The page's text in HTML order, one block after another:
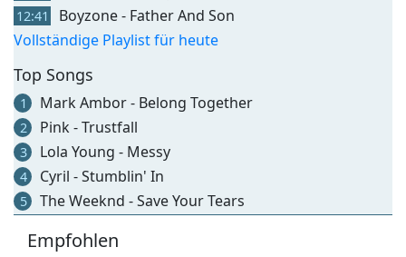
12:41
Boyzone - Father And Son
Vollständige Playlist für heute
Top Songs
1 Mark Ambor - Belong Together
2 Pink - Trustfall
3 Lola Young - Messy
4 Cyril - Stumblin' In
5 The Weeknd - Save Your Tears
Empfohlen